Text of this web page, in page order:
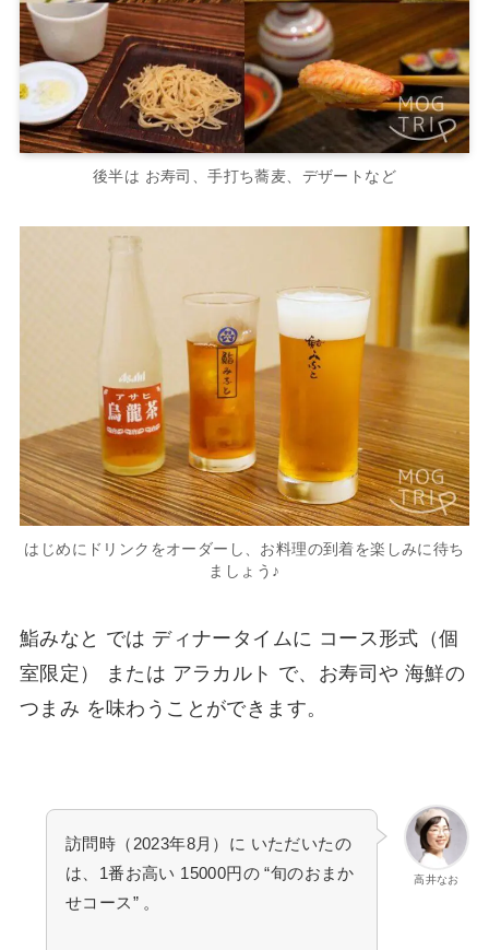
後半は お寿司、手打ち蕎麦、デザートなど
はじめにドリンクをオーダーし、お料理の到着を楽しみに待ち
ましょう♪
鮨みなと では ディナータイムに コース形式（個
室限定） または アラカルト で、お寿司や 海鮮の
つまみ を味わうことができます。
高井なお
訪問時（2023年8月）に いただいたの
は、1番お高い 15000円の “旬のおまか
せコース” 。